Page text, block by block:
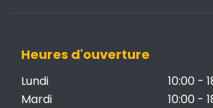
Heures d'ouverture
Lundi
10:00 -
Mardi
10:00 -